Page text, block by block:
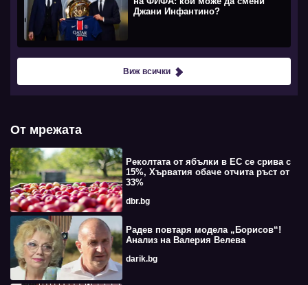
Джани Инфантино?
Виж всички
От мрежата
Реколтата от ябълки в ЕС се срива с
15%, Хърватия обаче отчита ръст от
33%
dbr.bg
Радев повтаря модела „Борисов“!
Анализ на Валерия Велева
darik.bg